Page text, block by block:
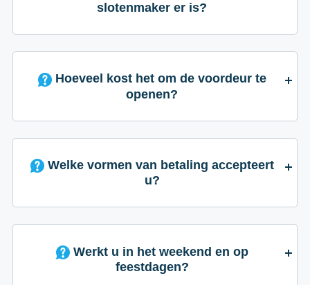
slotenmaker er is?
Hoeveel kost het om de voordeur te
openen?
Welke vormen van betaling accepteert
u?
Werkt u in het weekend en op
feestdagen?